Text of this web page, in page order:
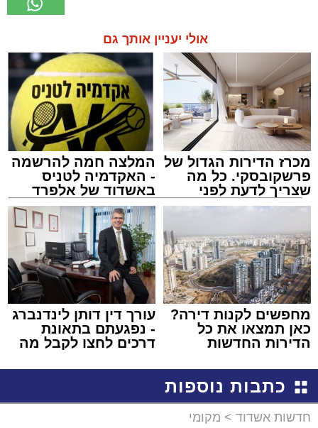
אולי יעניין אותך גם
מכרז הדירות הגדול של
פרשקובסקי. כל מה
שצריך לדעת לפני
שמגישים הצעה לדירה
המלצה חמה להרשמה
- האקדמיה לטניס
באשדוד של אלפרד
קריאולנסקי - לילדים
מחפשים לקנות דירה?
כאן תמצאו את כל
הדירות החדשות
עורך דין דותן לינדנברג
- נפגעתם בתאונת
דרכים לחצו לקבל מה
כתבות נוספות
חדשות אשדוד > מקומי